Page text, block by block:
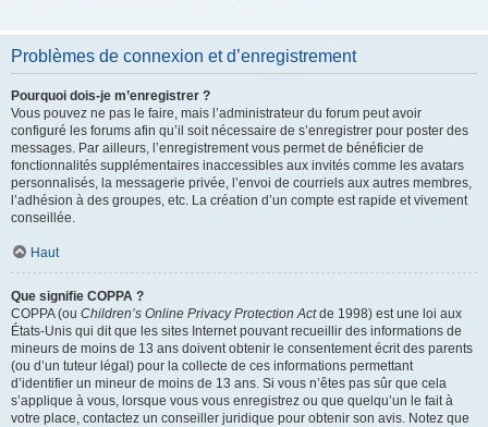
Problèmes de connexion et d’enregistrement
Pourquoi dois-je m’enregistrer ?
Vous pouvez ne pas le faire, mais l’administrateur du forum peut avoir
configuré les forums afin qu’il soit nécessaire de s’enregistrer pour poster des
messages. Par ailleurs, l’enregistrement vous permet de bénéficier de
fonctionnalités supplémentaires inaccessibles aux invités comme les avatars
personnalisés, la messagerie privée, l’envoi de courriels aux autres membres,
l’adhésion à des groupes, etc. La création d’un compte est rapide et vivement
conseillée.
Haut
Que signifie COPPA ?
COPPA (ou Children’s Online Privacy Protection Actde 1998) est une loi aux
États-Unis qui dit que les sites Internet pouvant recueillir des informations de
mineurs de moins de 13 ans doivent obtenir le consentement écrit des parents
(ou d’un tuteur légal) pour la collecte de ces informations permettant
d’identifier un mineur de moins de 13 ans. Si vous n’êtes pas sûr que cela
s’applique à vous, lorsque vous vous enregistrez ou que quelqu’un le fait à
votre place, contactez un conseiller juridique pour obtenir son avis. Notez que